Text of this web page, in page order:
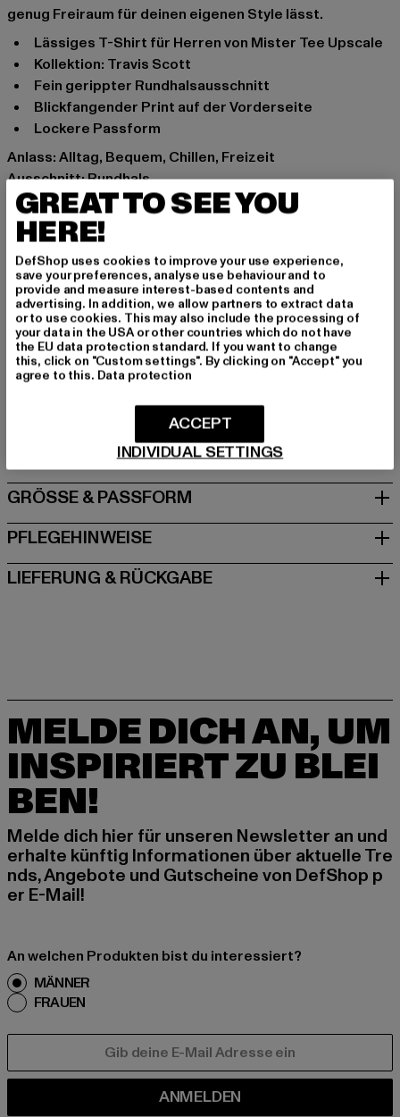
genug Freiraum für deinen eigenen Style lässt.
Lässiges T-Shirt für Herren von Mister Tee Upscale
Kollektion: Travis Scott
Fein gerippter Rundhalsausschnitt
Blickfangender Print auf der Vorderseite
Lockere Passform
Anlass: Alltag, Bequem, Chillen, Freizeit
Ausschnitt: Rundhals
Ärmelart: Kurzarm
Schnitt: Oversize
Marke: Mister Tee Upscale
Kat.: T-Shirts
Farbe: violet
Hersteller Farbe: lilac
Materialzusammensetzung: 100% Baumwolle
Art.Nr: MT1899-00145
Dr.-Robert-Murjahn-Straße 7 | 64372 Ober-Ramstadt |
GRÖSSE & PASSFORM
PFLEGEHINWEISE
LIEFERUNG & RÜCKGABE
MELDE DICH AN, UM
INSPIRIERT ZU BLEI
BEN!
Melde dich hier für unseren Newsletter an und
erhalte künftig Informationen über aktuelle Tre
nds, Angebote und Gutscheine von DefShop p
er E-Mail!
An welchen Produkten bist du interessiert?
MÄNNER
FRAUEN
ANMELDEN
GREAT TO SEE YOU
HERE!
DefShop uses cookies to improve your use experience,
save your preferences, analyse use behaviour and to
provide and measure interest-based contents and
advertising. In addition, we allow partners to extract data
or to use cookies. This may also include the processing of
your data in the USA or other countries which do not have
the EU data protection standard. If you want to change
this, click on "Custom settings". By clicking on "Accept" you
agree to this. Data protection
INDIVIDUAL SETTINGS
ACCEPT